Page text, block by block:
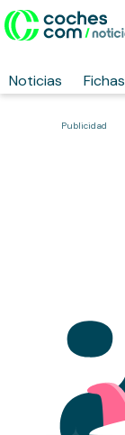
Noticias Fichas
Publicidad